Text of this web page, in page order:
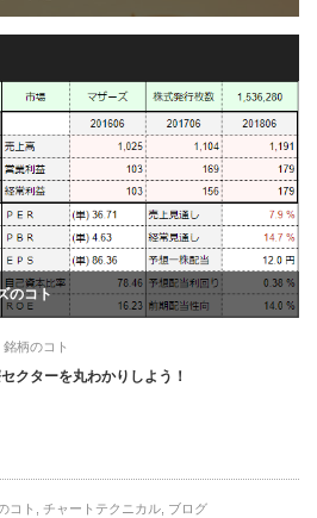
のコト
銘柄のコト
クターを丸わかりしよう！
コト チャートテクニカル, ブログ